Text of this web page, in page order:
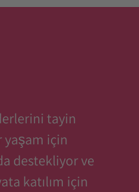
tayin
için
destekliyor ve
katılım için